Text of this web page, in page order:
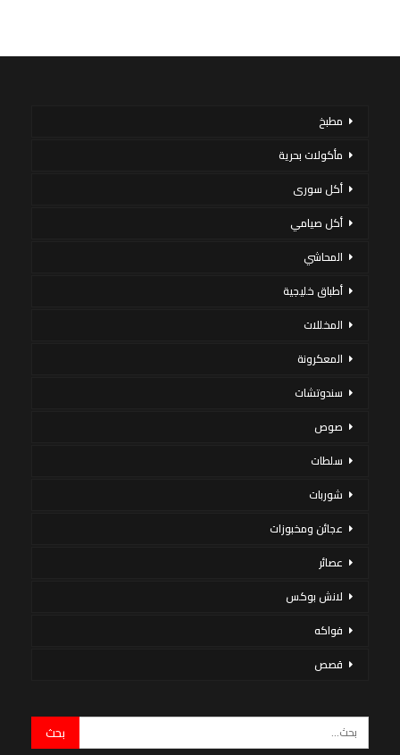
مطبخ
مأكولات بحرية
أكل سورى
أكل صيامي
المحاشي
أطباق خليجية
المخللات
المعكرونة
سندوتشات
صوص
سلطات
شوربات
عجائن ومخبوزات
عصائر
لانش بوكس
فواكه
قصص